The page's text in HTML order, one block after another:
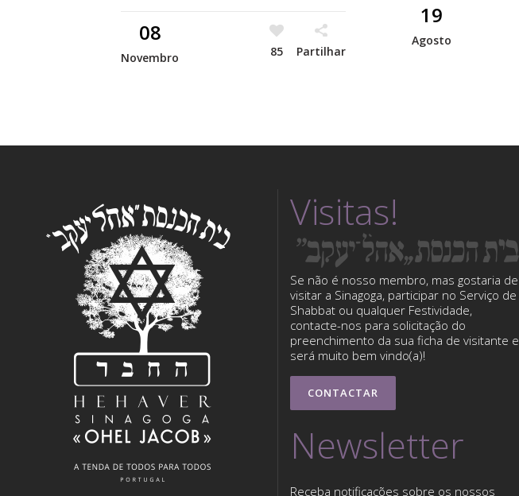
08
Novembro 85 Partilhar
19
Agosto
Visitas!
Se não é nosso membro, mas gostaria de
visitar a Sinagoga, participar no Serviço de
Shabbat ou qualquer Festividade,
contacte-nos para solicitação do
preenchimento da sua ficha de visitante e
será muito bem vindo(a)!
CONTACTAR
Newsletter
Receba notificações sobre os nossos